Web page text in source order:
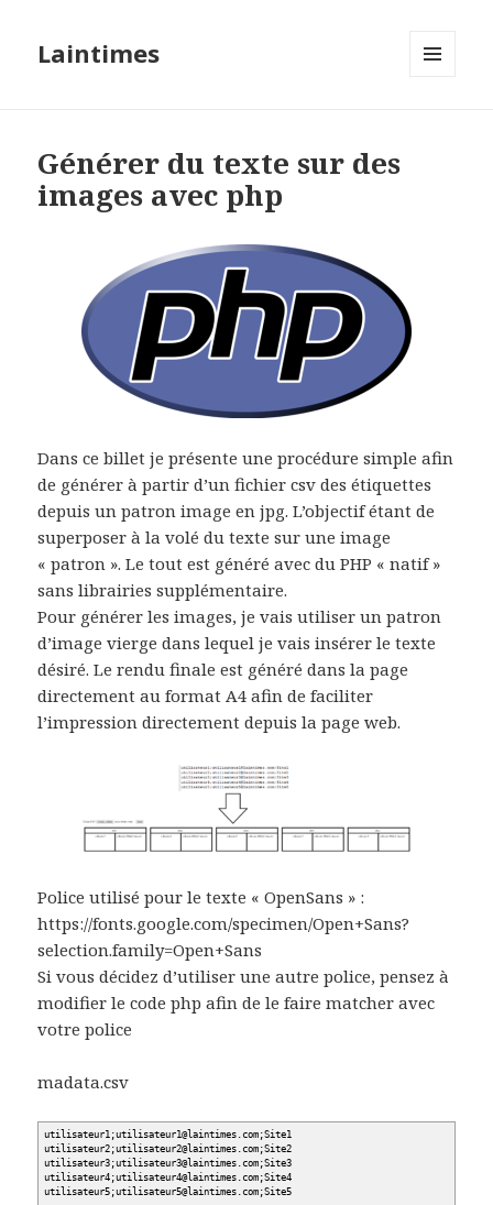
Laintimes
Générer du texte sur des
images avec php
Dans ce billet je présente une procédure simple afin
de générer à partir d’un fichier csv des étiquettes
depuis un patron image en jpg. L’objectif étant de
superposer à la volé du texte sur une image
« patron ». Le tout est généré avec du PHP « natif »
sans librairies supplémentaire.
Pour générer les images, je vais utiliser un patron
d’image vierge dans lequel je vais insérer le texte
désiré. Le rendu finale est généré dans la page
directement au format A4 afin de faciliter
l’impression directement depuis la page web.
Police utilisé pour le texte « OpenSans » :
https://fonts.google.com/specimen/Open+Sans?
selection.family=Open+Sans
Si vous décidez d’utiliser une autre police, pensez à
modifier le code php afin de le faire matcher avec
votre police
madata.csv
utilisateur1;utilisateur1@laintimes.com;Site1
utilisateur2;utilisateur2@laintimes.com;Site2
utilisateur3;utilisateur3@laintimes.com;Site3
utilisateur4;utilisateur4@laintimes.com;Site4
utilisateur5;utilisateur5@laintimes.com;Site5